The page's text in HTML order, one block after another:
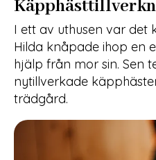
I ett av uthusen var det
Hilda knåpade ihop en
hjälp från mor sin. Sen
nytillverkade
trädgård.